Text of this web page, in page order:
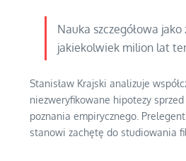
Nauka szczegółowa
jakiekolwiek milion lat
Stanisław Krajski analizuje
niezweryfikowane hipotezy
poznania empirycznego.
stanowi zachętę do studiowania